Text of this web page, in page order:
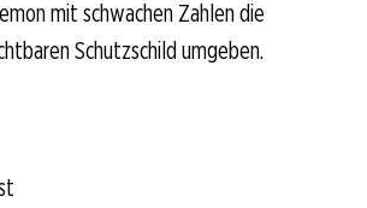
mit schwachen Zahlen die
Schutzschild umgeben.